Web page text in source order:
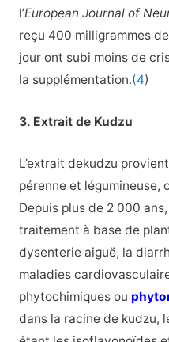
l’European Journal of
reçu 400 milligrammes
jour ont subi moins de
la supplémentation.(4)
3. Extrait de Kudzu
L’extrait dekudzu
pérenne et légumineuse,
Depuis plus de 2 000
traitement à base de
dysenterie aiguë, la
maladies
phytochimiques ou
dans la racine de kudzu,